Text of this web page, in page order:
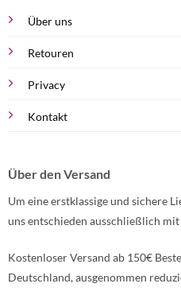
Über uns
Retouren
Privacy
Kontakt
Über den Versand
Um eine erstklassige und sichere
uns entschieden ausschließlich
Kostenloser Versand ab 150€
Deutschland, ausgenommen